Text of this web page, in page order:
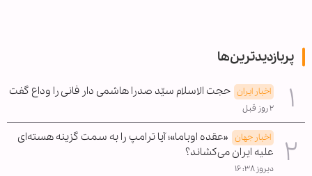
پربازدیدترین‌ها
اخبار ایران حجت الاسلام سیّد صدرا هاشمی دار فانی را وداع گفت
۲ روز قبل
اخبار جهان «عقده اوباما»؛ آیا ترامپ را به سمت گزینه هسته‌ای
علیه ایران می‌کشاند؟
دیروز ۱۶:۳۸